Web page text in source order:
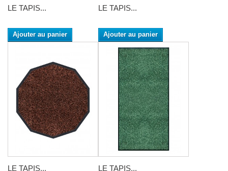
LE TAPIS...
Ajouter au panier
LE TAPIS...
Ajouter au panier
LE TAPIS... LE TAPIS...